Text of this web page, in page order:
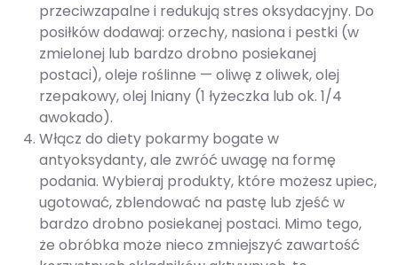
przeciwzapalne i redukują stres oksydacyjny. Do
posiłków dodawaj: orzechy, nasiona i pestki (w
zmielonej lub bardzo drobno posiekanej
postaci), oleje roślinne — oliwę z oliwek, olej
rzepakowy, olej lniany (1 łyżeczka lub ok. 1/4
awokado).
Włącz do diety pokarmy bogate w
antyoksydanty, ale zwróć uwagę na formę
podania. Wybieraj produkty, które możesz upiec,
ugotować, zblendować na pastę lub zjeść w
bardzo drobno posiekanej postaci. Mimo tego,
że obróbka może nieco zmniejszyć zawartość